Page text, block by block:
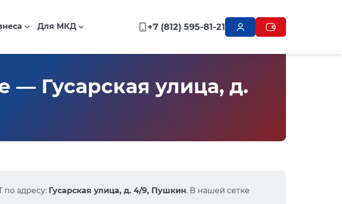
Для МКД +7 (812) 595-81-21
— Гусарская улица, д.
адресу: Гусарская улица, д. 4/9, Пушкин. В нашей сетке